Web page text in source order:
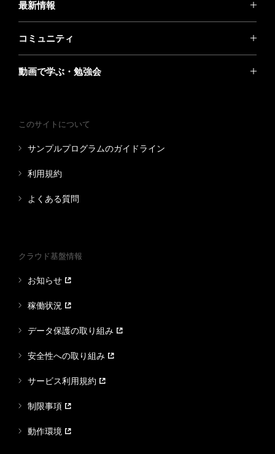
最新情報
コミュニティ
動画で学ぶ・勉強会
このサイトについて
サンプルプログラムのガイドライン
利用規約
よくある質問
クラウド基盤情報
お知らせ
稼働状況
データ保護の取り組み
安全性への取り組み
サービス利用規約
制限事項
動作環境